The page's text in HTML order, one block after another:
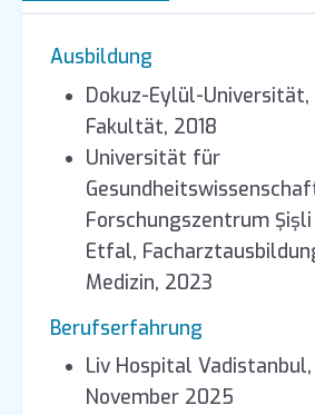
Ausbildung
Dokuz-Eylül-Universität,
Fakultät, 2018
Universität für
Forschungszentrum
Etfal,
Medizin, 2023
Berufserfahrung
Liv Hospital
November 2025